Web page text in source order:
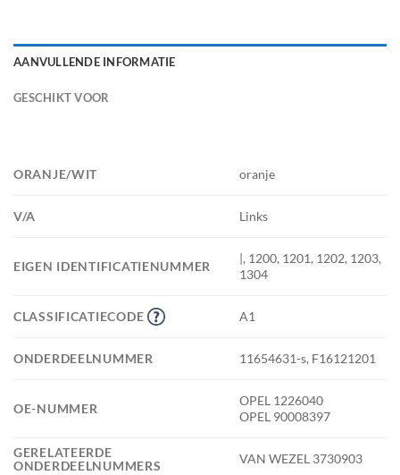
AANVULLENDE INFORMATIE
GESCHIKT VOOR
ORANJE/WIT oranje
V/A Links
EIGEN IDENTIFICATIENUMMER
|, 1200, 1201, 1202, 1203,
1304
CLASSIFICATIECODE A1
ONDERDEELNUMMER 11654631-s, F16121201
OE-NUMMER
OPEL 1226040
OPEL 90008397
GERELATEERDE
ONDERDEELNUMMERS
VAN WEZEL 3730903